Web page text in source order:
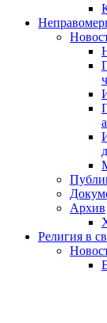
Архив
Религия в